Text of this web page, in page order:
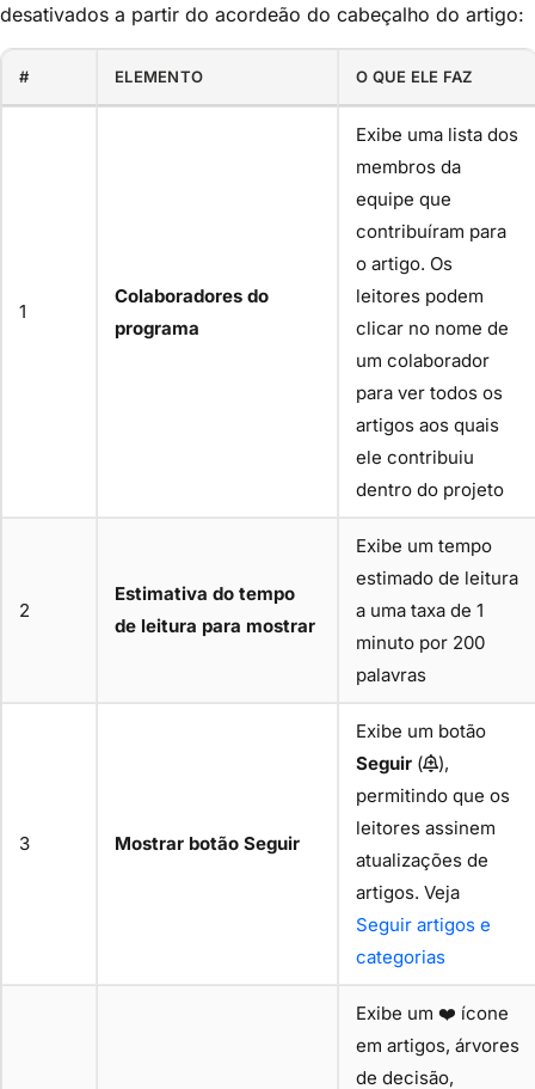
desativados a partir do acordeão do cabeçalho do artigo:
# ELEMENTO O QUE ELE FAZ
1
Colaboradores do
programa
Exibe uma lista dos
membros da
equipe que
contribuíram para
o artigo. Os
leitores podem
clicar no nome de
um colaborador
para ver todos os
artigos aos quais
ele contribuiu
dentro do projeto
2
Estimativa do tempo
de leitura para mostrar
Exibe um tempo
estimado de leitura
a uma taxa de 1
minuto por 200
palavras
3 Mostrar botão Seguir
Exibe um botão
Seguir (
),
permitindo que os
leitores assinem
atualizações de
artigos. Veja
Seguir artigos e
categorias
Exibe um ❤️ ícone
em artigos, árvores
de decisão,